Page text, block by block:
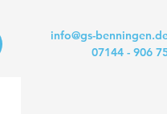
info@gs-
07144 - 906